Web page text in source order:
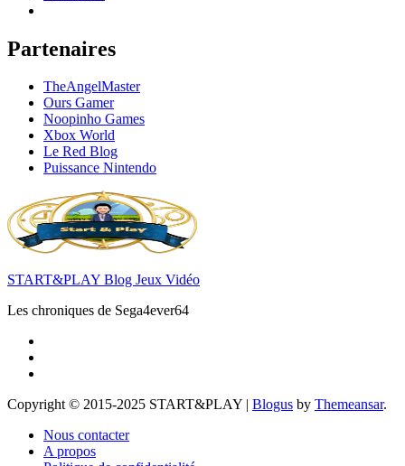
Partenaires
TheAngelMaster
Ours Gamer
Noopinho Games
Xbox World
Le Red Blog
Puissance Nintendo
START&PLAY Blog Jeux Vidéo
Les chroniques de Sega4ever64
Copyright © 2015-2025 START&PLAY | Blogus by Themeansar.
Nous contacter
A propos